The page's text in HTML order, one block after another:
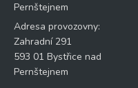
Pernštejnem
Adresa provozovny:
Zahradní 291
593 01 Bystřice nad
Pernštejnem